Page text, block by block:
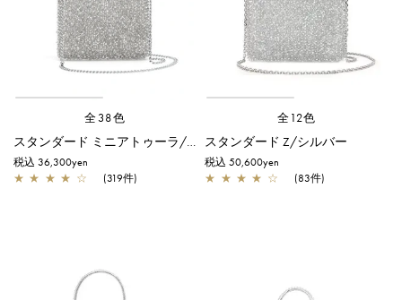
全38色
スタンダード ミニアトゥーラ/シルバー
税込 36,300yen
★ ★ ★ ★ ☆ (319件)
全12色
スタンダード Z/シルバー
税込 50,600yen
★ ★ ★ ★ ☆ (83件)